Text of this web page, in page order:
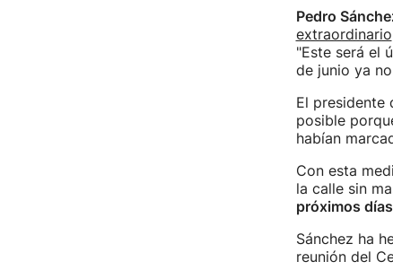
Pedro
extraordinario
"Este será el
de junio ya
El presidente
posible
habían
Con esta
la calle sin
próximos
Sánchez ha
reunión del